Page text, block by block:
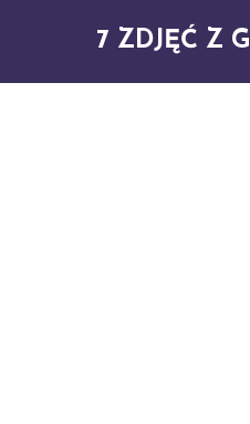
7 ZDJĘĆ Z